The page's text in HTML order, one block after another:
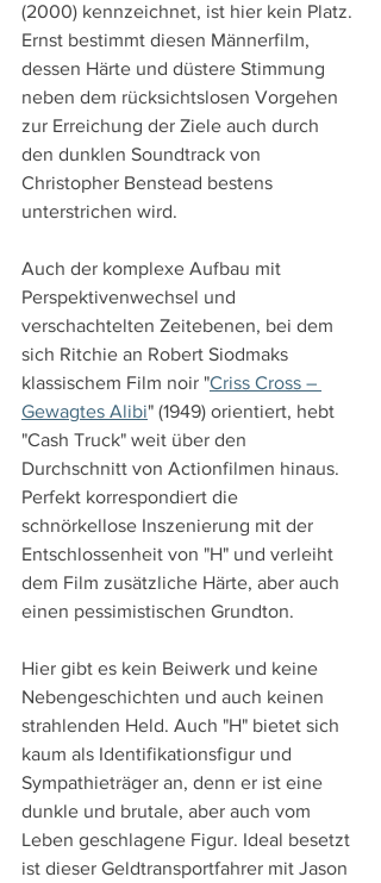
(2000) kennzeichnet, ist hier kein Platz.
Ernst bestimmt diesen Männerfilm,
dessen Härte und düstere Stimmung
neben dem rücksichtslosen Vorgehen
zur Erreichung der Ziele auch durch
den dunklen Soundtrack von
Christopher Benstead bestens
unterstrichen wird.
Auch der komplexe Aufbau mit
Perspektivenwechsel und
verschachtelten Zeitebenen, bei dem
sich Ritchie an Robert Siodmaks
klassischem Film noir "Criss Cross –
Gewagtes Alibi" (1949) orientiert, hebt
"Cash Truck" weit über den
Durchschnitt von Actionfilmen hinaus.
Perfekt korrespondiert die
schnörkellose Inszenierung mit der
Entschlossenheit von "H" und verleiht
dem Film zusätzliche Härte, aber auch
einen pessimistischen Grundton.
Hier gibt es kein Beiwerk und keine
Nebengeschichten und auch keinen
strahlenden Held. Auch "H" bietet sich
kaum als Identifikationsfigur und
Sympathieträger an, denn er ist eine
dunkle und brutale, aber auch vom
Leben geschlagene Figur. Ideal besetzt
ist dieser Geldtransportfahrer mit Jason